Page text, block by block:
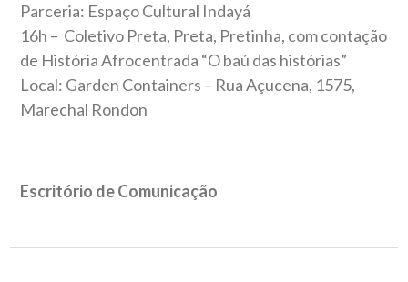
Parceria: Espaço Cultural Indayá
16h – Coletivo Preta, Preta, Pretinha, com contação
de História Afrocentrada “O baú das histórias”
Local: Garden Containers – Rua Açucena, 1575,
Marechal Rondon
Escritório de Comunicação